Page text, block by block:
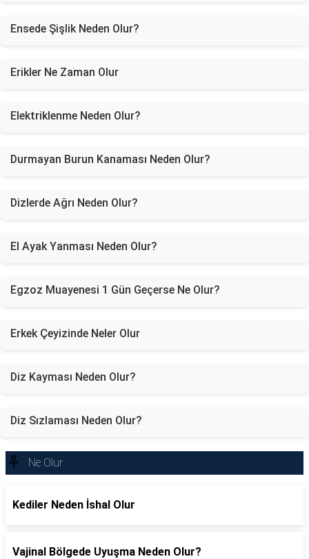
Ensede Şişlik Neden Olur?
Erikler Ne Zaman Olur
Elektriklenme Neden Olur?
Durmayan Burun Kanaması Neden Olur?
Dizlerde Ağrı Neden Olur?
El Ayak Yanması Neden Olur?
Egzoz Muayenesi 1 Gün Geçerse Ne Olur?
Erkek Çeyizinde Neler Olur
Diz Kayması Neden Olur?
Diz Sızlaması Neden Olur?
Ne Olur
Kediler Neden İshal Olur
Vajinal Bölgede Uyuşma Neden Olur?